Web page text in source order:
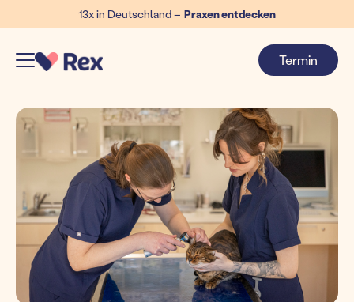
13x in Deutschland – Praxen entdecken
Termin